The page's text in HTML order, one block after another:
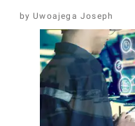
Uwoajega Joseph